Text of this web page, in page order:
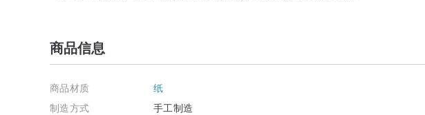
商品信息
商品材质
纸
制造方式
手工制造